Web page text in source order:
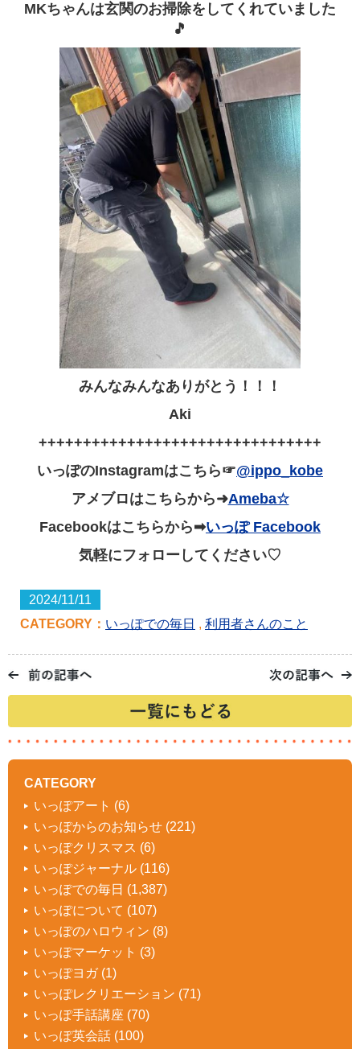
MKちゃんは玄関のお掃除をしてくれていました
🎵
みんなみんなありがとう！！！
Aki
++++++++++++++++++++++++++++++++
いっぽのInstagramはこちら☞@ippo_kobe
アメブロはこちらから➜Ameba☆
Facebookはこちらから➡いっぽ Facebook
気軽にフォローしてください♡
2024/11/11
CATEGORY： いっぽでの毎日 , 利用者さんのこと
CATEGORY
いっぽアート (6)
いっぽからのお知らせ (221)
いっぽクリスマス (6)
いっぽジャーナル (116)
いっぽでの毎日 (1,387)
いっぽについて (107)
いっぽのハロウィン (8)
いっぽマーケット (3)
いっぽヨガ(1)
いっぽレクリエーション (71)
いっぽ手話講座 (70)
いっぽ英会話 (100)